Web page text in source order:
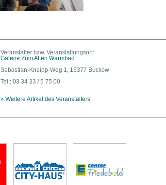
Veranstalter bzw. Veranstaltungsort:
Galerie Zum Alten Warmbad
Sebastian-Kneipp-Weg 1, 15377 Buckow
Tel.: 03 34 33 / 5 75 00
» Weitere Artikel des Veranstalters